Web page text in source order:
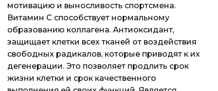
мотивацию и выносливость спортсмена.
Витамин С способствует нормальному
образованию коллагена. Антиоксидант,
защищает клетки всех тканей от воздействия
свободных радикалов, которые приводят к их
дегенерации. Это позволяет продлить срок
жизни клетки и срок качественного